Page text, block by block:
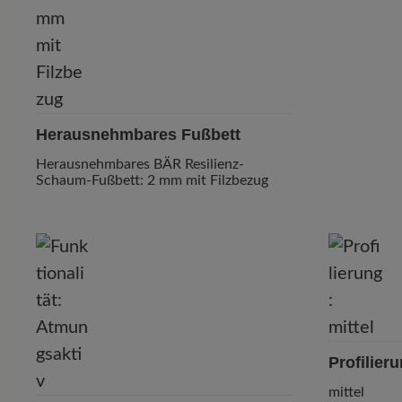
Herausnehmbares Fußbett
Herausnehmbares BÄR Resilienz-
Schaum-Fußbett: 2 mm mit Filzbezug
mittel